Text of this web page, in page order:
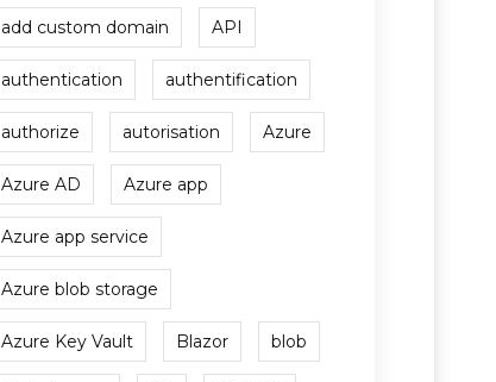
add custom domain API
authentication authentification
authorize autorisation Azure
Azure AD Azure app
Azure app service
Azure blob storage
Azure Key Vault Blazor blob